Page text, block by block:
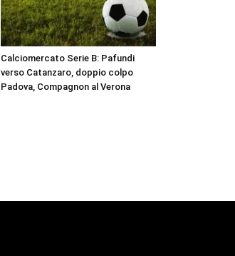
Calciomercato Serie B: Pafundi
verso Catanzaro, doppio colpo
Padova, Compagnon al Verona